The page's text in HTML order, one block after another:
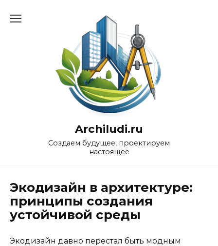
Archiludi.ru
Создаем будущее, проектируем
настоящее
Экодизайн в архитектуре:
принципы создания
устойчивой среды
Экодизайн давно перестал быть модным